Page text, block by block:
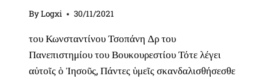
ByLogxi 30/11/2021
του Κωνσταντίνου Τσοπάνη Δρ του
Πανεπιστημίου του Βουκουρεστίου Τότε λέγει
αὐτοῖς ὁ Ἰησοῦς, Πάντες ὑμεῖς σκανδαλισθήσεσθε